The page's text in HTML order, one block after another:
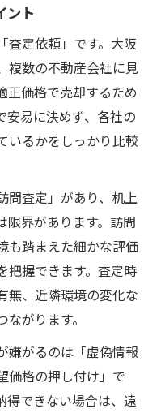
ント
査定依頼」です。大阪
複数の不動産会社に見
正価格で売却するため
安易に決めず、各社の
いるかをしっかり比較
問査定」があり、机上
限界があります。訪問
も踏まえた細かな評価
把握できます。査定時
無、近隣環境の変化な
がります。
嫌がるのは「虚偽情報
価格の押し付け」で
得できない場合は、遠